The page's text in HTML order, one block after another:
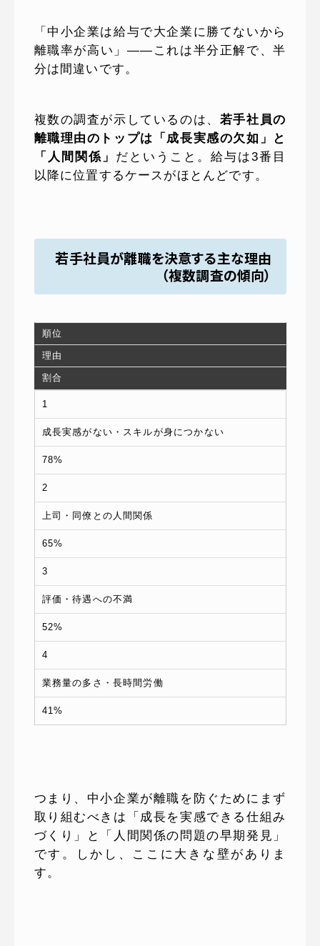
「中小企業は給与で大企業に勝てないから
離職率が高い」——これは半分正解で、半
分は間違いです。
複数の調査が示しているのは、 若手社員の
離職理由のトップは「成長実感の欠如」と
「人間関係」 だということ。給与は3番目
以降に位置するケースがほとんどです。
若手社員が離職を決意する主な理由
（複数調査の傾向）
順位
理由
割合
1
成長実感がない・スキルが身につかない
78%
2
上司・同僚との人間関係
65%
3
評価・待遇への不満
52%
4
業務量の多さ・長時間労働
41%
つまり、中小企業が離職を防ぐためにまず
取り組むべきは「成長を実感できる仕組み
づくり」と「人間関係の問題の早期発見」
です。しかし、ここに大きな壁がありま
す。